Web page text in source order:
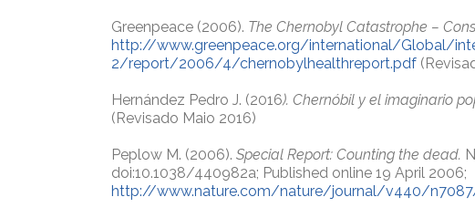
Greenpeace (2006). The Chernobyl Catastrophe –
http://www.greenpeace.org/international/Global/
2/report/2006/4/chernobylhealthreport.pdf
Hernández Pedro J. (2016). Chernóbil y el imaginario
(Revisado Maio 2016)
Peplow M. (2006). Special Report: Counting the dead.
doi:10.1038/440982a; Published online 19 April 2006;
http://www.nature.com/nature/journal/v440/